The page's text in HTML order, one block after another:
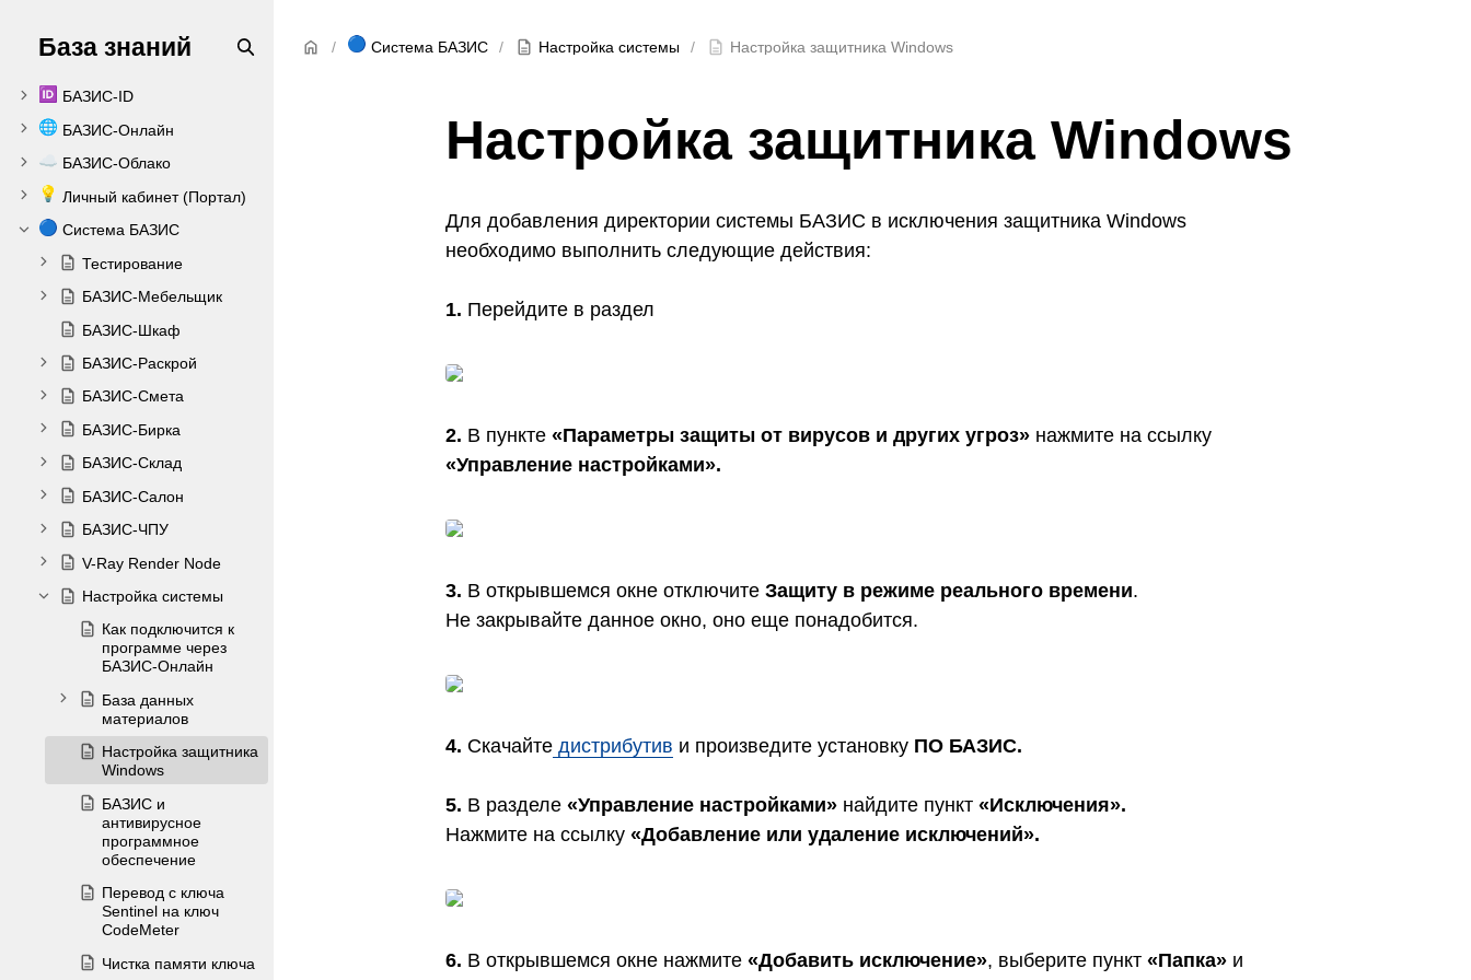
База знаний
🆔 БАЗИС-ID
🌐 БАЗИС-Онлайн
☁️ БАЗИС-Облако
💡 Личный кабинет (Портал)
🔵 Система БАЗИС
Тестирование
БАЗИС-Мебельщик
БАЗИС-Шкаф
БАЗИС-Раскрой
БАЗИС-Смета
БАЗИС-Бирка
БАЗИС-Склад
БАЗИС-Салон
БАЗИС-ЧПУ
V-Ray Render Node
Настройка системы
Как подключится к
программе через
БАЗИС-Онлайн
База данных
материалов
Настройка защитника
Windows
БАЗИС и
антивирусное
программное
обеспечение
Перевод с ключа
Sentinel на ключ
CodeMeter
Чистка памяти ключа
🔵 Система БАЗИС Настройка системы Настройка защитника Windows
Настройка защитника Windows
Для добавления директории системы БАЗИС в исключения защитника Windows
необходимо выполнить следующие действия:
1. Перейдите в раздел
2. В пункте «Параметры защиты от вирусов и других угроз» нажмите на ссылку
«Управление настройками».
3. В открывшемся окне отключите Защиту в режиме реального времени.
Не закрывайте данное окно, оно еще понадобится.
4. Скачайте дистрибутив и произведите установку ПО БАЗИС.
5. В разделе «Управление настройками» найдите пункт «Исключения».
Нажмите на ссылку «Добавление или удаление исключений».
6. В открывшемся окне нажмите «Добавить исключение», выберите пункт «Папка» и